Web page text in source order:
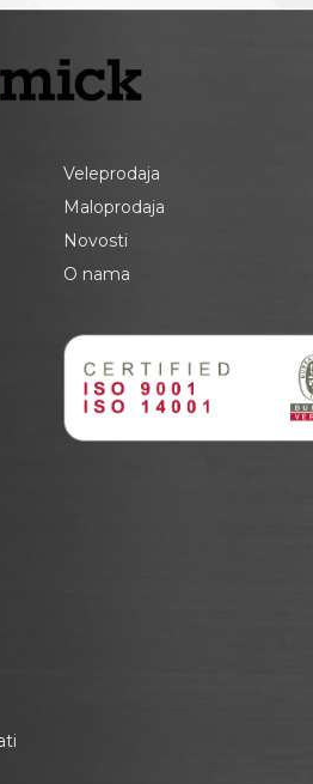
Veleprodaja
Maloprodaja
Novosti
O nama